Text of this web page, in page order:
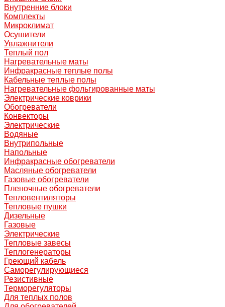
Внутренние блоки
Комплекты
Микроклимат
Осушители
Увлажнители
Теплый пол
Нагревательные маты
Инфракрасные теплые полы
Кабельные теплые полы
Нагревательные фольгированные маты
Электрические коврики
Обогреватели
Конвекторы
Электрические
Водяные
Внутрипольные
Напольные
Инфракрасные обогреватели
Масляные обогреватели
Газовые обогреватели
Пленочные обогреватели
Тепловентиляторы
Тепловые пушки
Дизельные
Газовые
Электрические
Тепловые завесы
Теплогенераторы
Греющий кабель
Саморегулирующиеся
Резистивные
Терморегуляторы
Для теплых полов